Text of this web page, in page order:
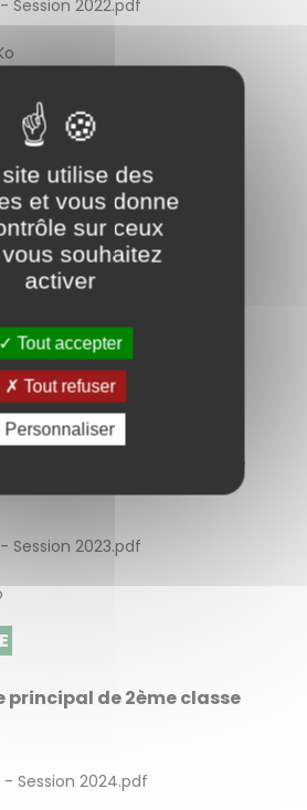
Session 2022.pdf
de 1ère classe (Cat. B)
Session 2022.pdf
- Session 2024.pdf
Principal 2ème classe
Session 2023.pdf
de 2ème classe
Session 2024.pdf
utilise des
et vous donne
sur ceux
souhaitez
activer
Tout accepter
Tout refuser
Personnaliser